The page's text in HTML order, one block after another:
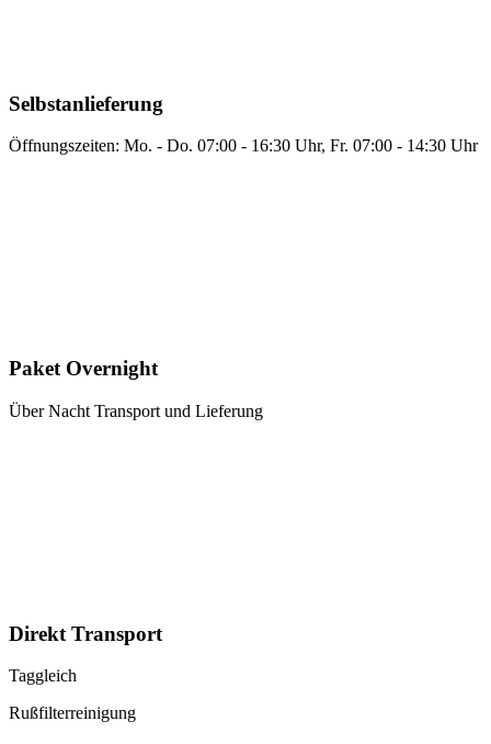
Selbstanlieferung
Öffnungszeiten: Mo. - Do. 07:00 - 16:30 Uhr, Fr. 07:00 - 14:30 Uhr
Paket Overnight
Über Nacht Transport und Lieferung
Direkt Transport
Taggleich
Rußfilterreinigung